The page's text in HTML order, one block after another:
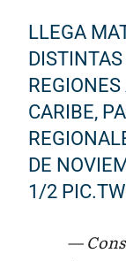
LLEGA
CARIBE,
DE
1/2
—